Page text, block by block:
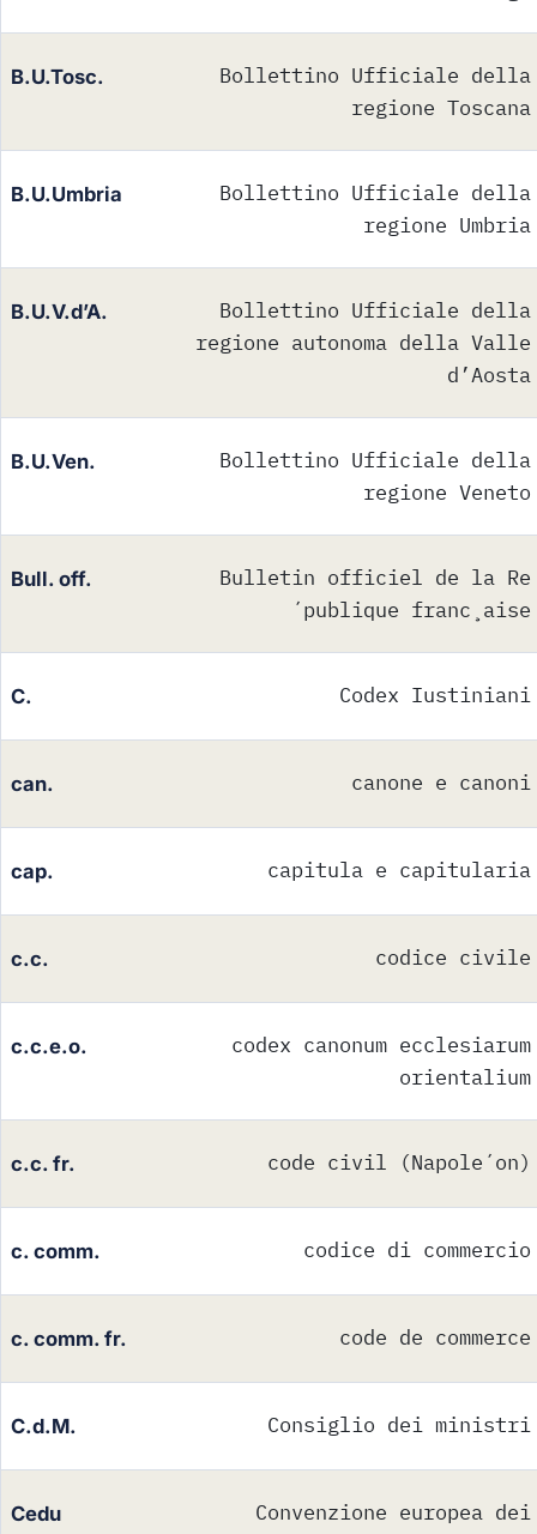
B.U.Tosc.
Bollettino Ufficiale della
regione Toscana
B.U.Umbria
Bollettino Ufficiale della
regione Umbria
B.U.V.d’A.
Bollettino Ufficiale della
regione autonoma della Valle
d’Aosta
B.U.Ven.
Bollettino Ufficiale della
regione Veneto
Bull. off.
Bulletin officiel de la Re
´publique franc¸aise
C. Codex Iustiniani
can. canone e canoni
cap. capitula e capitularia
c.c. codice civile
c.c.e.o.
codex canonum ecclesiarum
orientalium
c.c. fr. code civil (Napole´on)
c. comm. codice di commercio
c. comm. fr. code de commerce
C.d.M. Consiglio dei ministri
Cedu
Convenzione europea dei